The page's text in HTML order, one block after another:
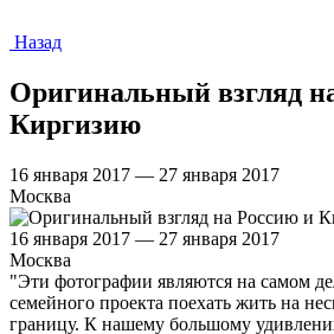
Назад
Оригинальный взгляд
Киргизию
16 января 2017 — 27 января 2017
Москва
16 января 2017 — 27 января 2017
Москва
"Эти фотографии являются на самом
семейного проекта поехать жить на
границу. К нашему большому